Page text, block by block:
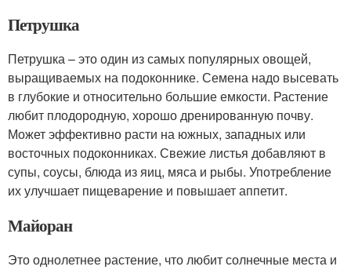
Петрушка
Петрушка – это один из самых популярных овощей,
выращиваемых на подоконнике. Семена надо высевать
в глубокие и относительно большие емкости. Растение
любит плодородную, хорошо дренированную почву.
Может эффективно расти на южных, западных или
восточных подоконниках. Свежие листья добавляют в
супы, соусы, блюда из яиц, мяса и рыбы. Употребление
их улучшает пищеварение и повышает аппетит.
Майоран
Это однолетнее растение, что любит солнечные места и